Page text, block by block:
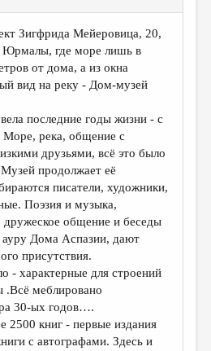
Зигфрида Мейеровица, 20,
Юрмалы, где море лишь в
от дома, а из окна
вид на реку - Дом-музей
последние годы жизни - с
река, общение с
друзьями, всё это было
продолжает её
писатели, художники,
Поэзия и музыка,
дружеское общение и беседы
Дома Аспазии, дают
присутствия.
- характерные для строений
меблировано
30-ых годов….
2500 книг - первые издания
с автографами. Здесь и